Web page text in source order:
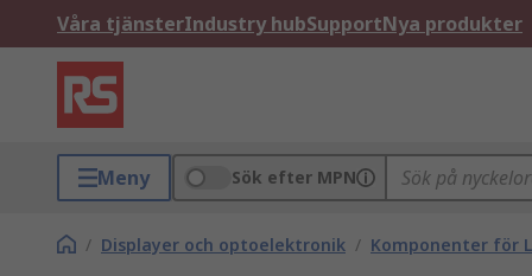
Våra tjänsterIndustry hubSupportNya produkter
Meny Sök efter MPN
/ Displayer och optoelektronik / Komponenter för